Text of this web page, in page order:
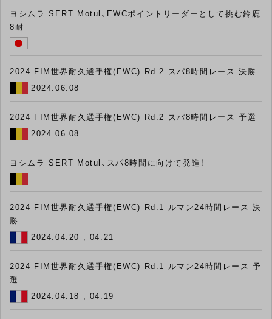
ヨシムラ SERT Motul、EWCポイントリーダーとして挑む鈴鹿
8耐
2024 FIM世界耐久選手権(EWC) Rd.2 スパ8時間レース 決勝
2024.06.08
2024 FIM世界耐久選手権(EWC) Rd.2 スパ8時間レース 予選
2024.06.08
ヨシムラ SERT Motul、スパ8時間に向けて発進！
2024 FIM世界耐久選手権(EWC) Rd.1 ルマン24時間レース 決
勝
2024.04.20 , 04.21
2024 FIM世界耐久選手権(EWC) Rd.1 ルマン24時間レース 予
選
2024.04.18 , 04.19